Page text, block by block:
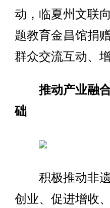
动，临夏州文联
题教育金昌馆捐
群众交流互动、
推动产业融
础
积极推动非遗
创业、促进增收